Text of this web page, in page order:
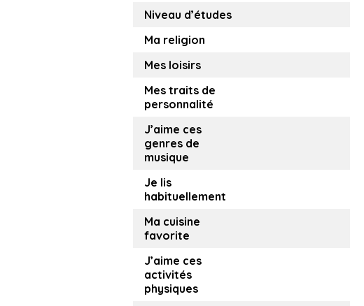
Niveau d’études
Ma religion
Mes loisirs
Mes traits de
personnalité
J’aime ces
genres de
musique
Je lis
habituellement
Ma cuisine
favorite
J’aime ces
activités
physiques